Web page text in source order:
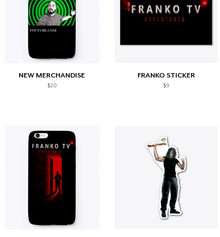
NEW MERCHANDISE
$20
FRANKO STICKER
$9